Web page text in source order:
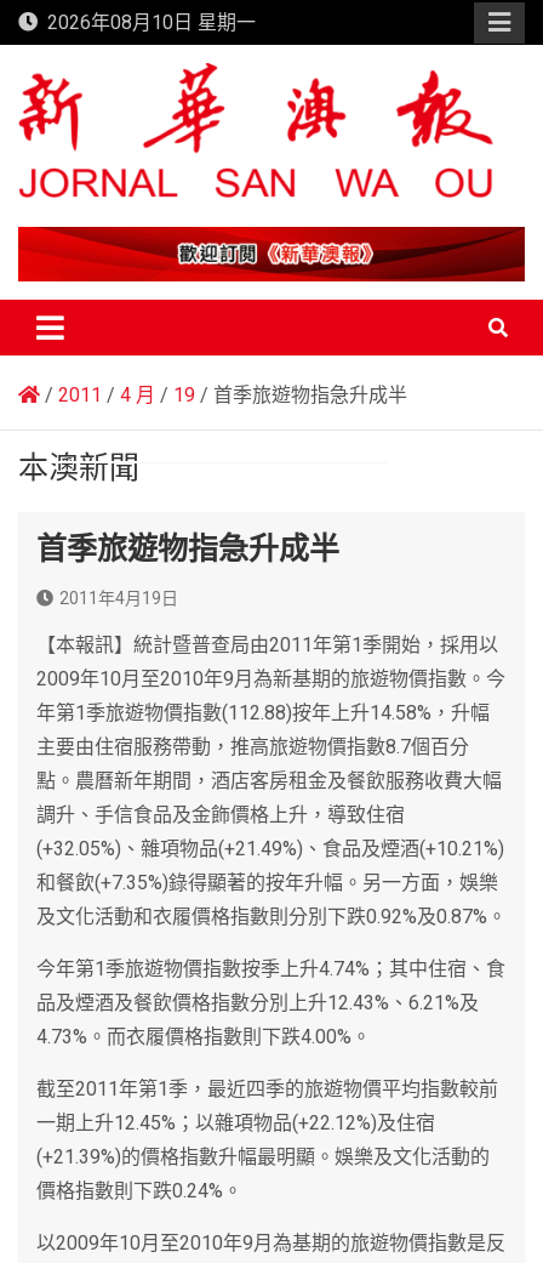
Skip
to
content
2026年08月10日 星期一
新華澳報
2011 4 月 19 首季旅遊物指急升成半
本澳新聞
首季旅遊物指急升成半
2011年4月19日
【本報訊】統計暨普查局由2011年第1季開始，採用以
2009年10月至2010年9月為新基期的旅遊物價指數。今
年第1季旅遊物價指數(112.88)按年上升14.58%，升幅
主要由住宿服務帶動，推高旅遊物價指數8.7個百分
點。農曆新年期間，酒店客房租金及餐飲服務收費大幅
調升、手信食品及金飾價格上升，導致住宿
(+32.05%)、雜項物品(+21.49%)、食品及煙酒(+10.21%)
和餐飲(+7.35%)錄得顯著的按年升幅。另一方面，娛樂
及文化活動和衣履價格指數則分別下跌0.92%及0.87%。
今年第1季旅遊物價指數按季上升4.74%；其中住宿、食
品及煙酒及餐飲價格指數分別上升12.43%、6.21%及
4.73%。而衣履價格指數則下跌4.00%。
截至2011年第1季，最近四季的旅遊物價平均指數較前
一期上升12.45%；以雜項物品(+22.12%)及住宿
(+21.39%)的價格指數升幅最明顯。娛樂及文化活動的
價格指數則下跌0.24%。
以2009年10月至2010年9月為基期的旅遊物價指數是反